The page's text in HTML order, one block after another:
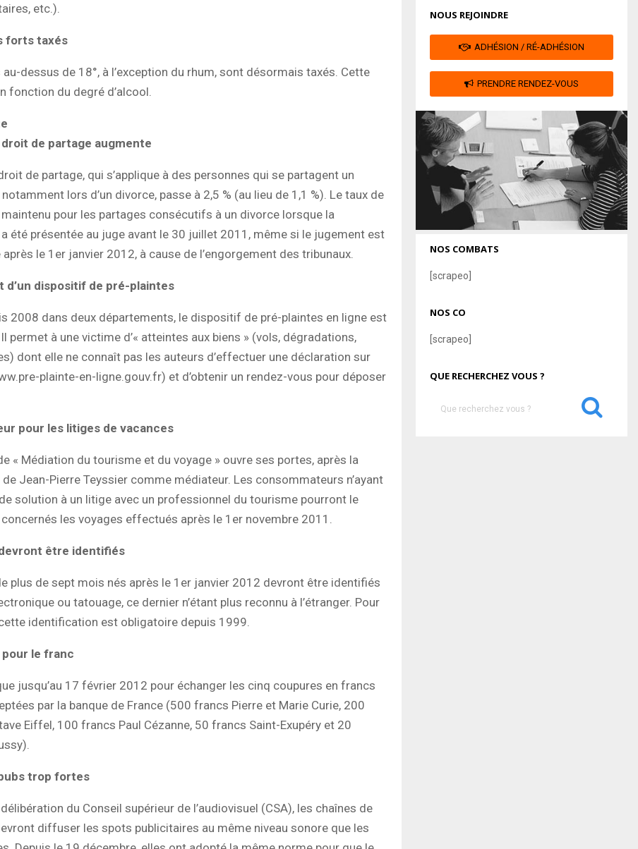
etc.).
forts taxés
dessus de 18°, à l’exception du rhum, sont désormais taxés. Cette
fonction du degré d’alcool.
de partage augmente
de partage, qui s’applique à des personnes qui se partagent un
lors d’un divorce, passe à 2,5 % (au lieu de 1,1 %). Le taux de
maintenu pour les partages consécutifs à un divorce lorsque la
été présentée au juge avant le 30 juillet 2011, même si le jugement est
le 1er janvier 2012, à cause de l’engorgement des tribunaux.
d’un dispositif de pré-plaintes
2008 dans deux départements, le dispositif de pré-plaintes en ligne est
permet à une victime d’« atteintes aux biens » (vols, dégradations,
dont elle ne connaît pas les auteurs d’effectuer une déclaration sur
plainte-en-ligne.gouv.fr) et d’obtenir un rendez-vous pour déposer
pour les litiges de vacances
« Médiation du tourisme et du voyage » ouvre ses portes, après la
Jean-Pierre Teyssier comme médiateur. Les consommateurs n’ayant
solution à un litige avec un professionnel du tourisme pourront le
les voyages effectués après le 1er novembre 2011.
être identifiés
plus de sept mois nés après le 1er janvier 2012 devront être identifiés
ou tatouage, ce dernier n’étant plus reconnu à l’étranger. Pour
identification est obligatoire depuis 1999.
pour le franc
jusqu’au 17 février 2012 pour échanger les cinq coupures en francs
par la banque de France (500 francs Pierre et Marie Curie, 200
Eiffel, 100 francs Paul Cézanne, 50 francs Saint-Exupéry et 20
trop fortes
du Conseil supérieur de l’audiovisuel (CSA), les chaînes de
diffuser les spots publicitaires au même niveau sonore que les
NOUS REJOINDRE
ADHÉSION / RÉ-ADHÉSION
PRENDRE RENDEZ-VOUS
NOS COMBATS
[scrapeo]
NOS CO
[scrapeo]
QUE RECHERCHEZ VOUS ?